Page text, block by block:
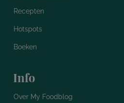
Recepten
Hotspots
Boeken
Info
Over My Foodblog